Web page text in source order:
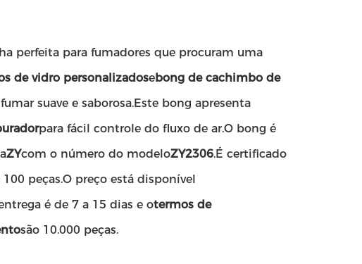
perfeita para fumadores que procuram uma
de vidro personalizadosebong de cachimbo de
suave e saborosa.Este bong apresenta
para fácil controle do fluxo de ar.O bong é
ZYcom o número do modeloZY2306.É certificado
100 peças.O preço está disponível
é de 7 a 15 dias e otermos de
são 10.000 peças.